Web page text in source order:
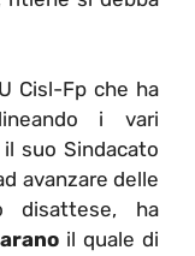
Cisl-Fp che ha
i vari
suo Sindacato
avanzare delle
disattese, ha
il quale di